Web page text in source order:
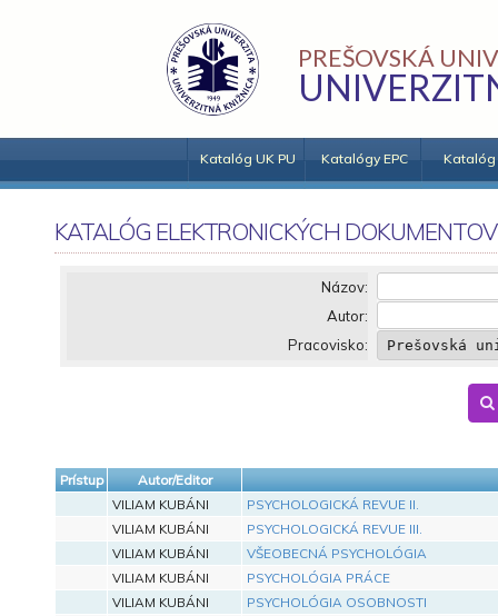
PREŠOVSKÁ
Katalóg UK PU Katalógy EPC Katalóg
KATALÓG ELEKTRONICKÝCH DOKUMENTOV
Názov:
Autor:
Pracovisko:
Prístup
Autor/Editor
VILIAM KUBÁNI
PSYCHOLOGICKÁ REVUE II.
VILIAM KUBÁNI
PSYCHOLOGICKÁ REVUE III.
VILIAM KUBÁNI
VŠEOBECNÁ PSYCHOLÓGIA
VILIAM KUBÁNI
PSYCHOLÓGIA PRÁCE
VILIAM KUBÁNI
PSYCHOLÓGIA OSOBNOSTI